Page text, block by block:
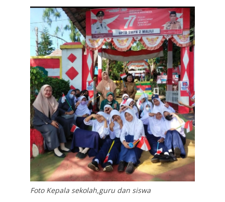
Foto Kepala sekolah,guru dan siswa